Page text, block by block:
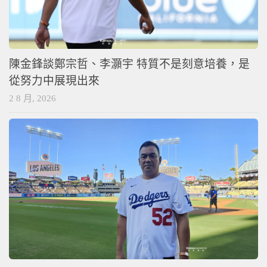
陳金鋒談鄭宗哲、李灝宇 特質不是刻意培養，是
從努力中展現出來
2 8 月, 2026